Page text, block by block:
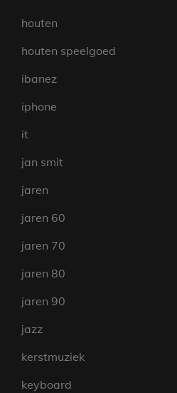
houten
houten speelgoed
ibanez
iphone
it
jan smit
jaren
jaren 60
jaren 70
jaren 80
jaren 90
jazz
kerstmuziek
keyboard